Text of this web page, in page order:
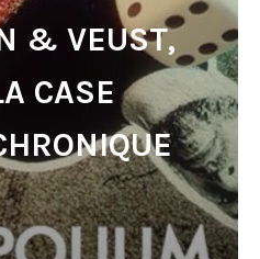
& VEUST,
CASE